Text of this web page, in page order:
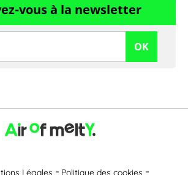
vous à la newsletter
OK
Légales
Politique des cookies